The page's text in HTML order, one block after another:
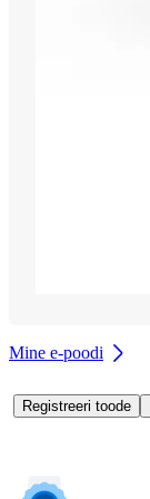
Mine e-poodi
Registreeri toode